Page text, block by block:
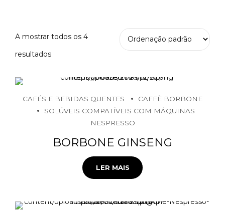
A mostrar todos os 4
resultados
CAFÉS E BEBIDAS QUENTES
CAFFÈ BORBONE
SOLÚVEIS COMPATÍVEIS COM MÁQUINAS
NESPRESSO
BORBONE GINSENG
LER MAIS